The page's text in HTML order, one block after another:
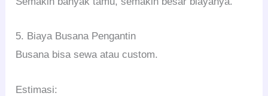
5. Biaya Busana Pengantin
Busana bisa sewa atau custom.
Estimasi: